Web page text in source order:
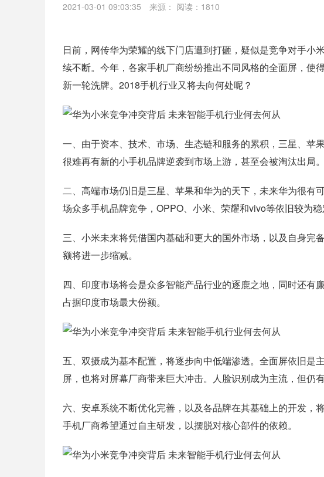
2021-03-01 09:03:35 来源： 阅读：1810
日前，网传华为荣耀的线下门店遭到打砸，疑似是竞争对手
续不断。今年，各家手机厂商纷纷推出不同风格的全面屏，使
新一轮洗牌。2018手机行业又将去向何处呢？
一、由于资本、技术、市场、生态链和服务的累积，三星、苹
很难再有新的小手机品牌逆袭到市场上游，甚至会被淘汰出局。
二、高端市场仍旧是三星、苹果和华为的天下，未来华为很有
场众多手机品牌竞争，OPPO、小米、荣耀和vivo等依旧较为稳
三、小米未来将凭借国内基础和更大的国外市场，以及自身完
额将进一步缩减。
四、印度市场将会是众多智能产品行业的逐鹿之地，同时还有
占据印度市场最大份额。
五、双摄成为基本配置，将逐步向中低端渗透。全面屏依旧是
屏，也将对屏幕厂商带来巨大冲击。人脸识别成为主流，但仍
六、安卓系统不断优化完善，以及各品牌在其基础上的开发，
手机厂商希望通过自主研发，以摆脱对核心部件的依赖。